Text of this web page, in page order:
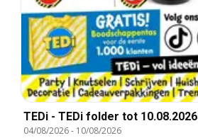
TEDi - TEDi folder tot 10.08.2026
04/08/2026- 10/08/2026